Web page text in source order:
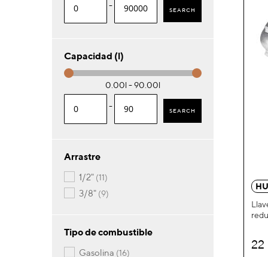
22
- SEARCH
Capacidad (l)
0.00l - 90.00l
- SEARCH
Arrastre
1/2" 11artículos
3/8" 9artículos
Tipo de combustible
gasolina 16artículos